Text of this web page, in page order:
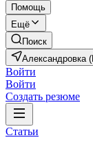
Помощь
Ещё
Поиск
Александровка
Войти
Войти
Создать резюме
Статьи